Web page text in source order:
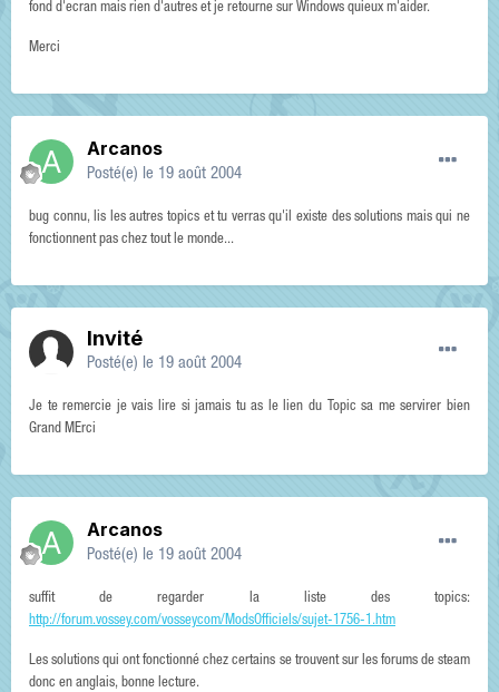
fond d'ecran mais rien d'autres et je retourne sur Windows quieux m'aider.
Merci
Arcanos
Posté(e) le 19 août 2004
bug connu, lis les autres topics et tu verras qu'il existe des solutions mais qui ne
fonctionnent pas chez tout le monde...
Invité
Posté(e) le 19 août 2004
Je te remercie je vais lire si jamais tu as le lien du Topic sa me servirer bien
Grand MErci
Arcanos
Posté(e) le 19 août 2004
suffit de regarder la liste des topics:
http://forum.vossey.com/vosseycom/ModsOfficiels/sujet-1756-1.htm
Les solutions qui ont fonctionné chez certains se trouvent sur les forums de steam
donc en anglais, bonne lecture.